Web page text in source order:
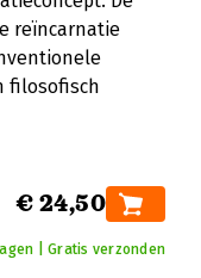
reïncarnatie
filosofisch
€ 24,50
| Gratis verzonden